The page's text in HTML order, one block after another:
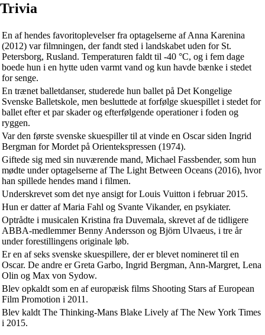
Trivia
En af hendes favoritoplevelser fra optagelserne af Anna Karenina
(2012) var filmningen, der fandt sted i landskabet uden for St.
Petersborg, Rusland. Temperaturen faldt til -40 °C, og i fem dage
boede hun i en hytte uden varmt vand og kun havde bænke i stedet
for senge.
En trænet balletdanser, studerede hun ballet på Det Kongelige
Svenske Balletskole, men besluttede at forfølge skuespillet i stedet for
ballet efter et par skader og efterfølgende operationer i foden og
ryggen.
Var den første svenske skuespiller til at vinde en Oscar siden Ingrid
Bergman for Mordet på Orientekspressen (1974).
Giftede sig med sin nuværende mand, Michael Fassbender, som hun
mødte under optagelserne af The Light Between Oceans (2016), hvor
han spillede hendes mand i filmen.
Underskrevet som det nye ansigt for Louis Vuitton i februar 2015.
Hun er datter af Maria Fahl og Svante Vikander, en psykiater.
Optrådte i musicalen Kristina fra Duvemala, skrevet af de tidligere
ABBA-medlemmer Benny Andersson og Björn Ulvaeus, i tre år
under forestillingens originale løb.
Er en af seks svenske skuespillere, der er blevet nomineret til en
Oscar. De andre er Greta Garbo, Ingrid Bergman, Ann-Margret, Lena
Olin og Max von Sydow.
Blev opkaldt som en af europæisk films Shooting Stars af European
Film Promotion i 2011.
Blev kaldt The Thinking-Mans Blake Lively af The New York Times
i 2015.